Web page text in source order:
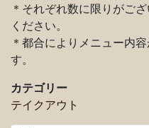
＊それぞれ数に限りがご
ください。
＊都合によりメニュー内
す。
カテゴリー
テイクアウト